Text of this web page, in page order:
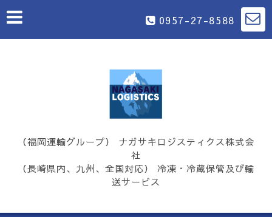
0957-27-8588
（福岡運輸グループ） ナガサキロジスティクス株式会
社
（長崎県内、九州、全国対応） 冷凍・冷蔵保管及び輸
送サービス